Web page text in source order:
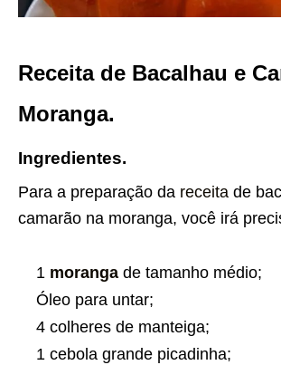
Receita de Bacalhau e
Moranga.
Ingredientes.
Para a preparação da receita de
camarão na moranga, você irá
1 moranga de tamanho médio;
Óleo para untar;
4 colheres de manteiga;
1 cebola grande picadinha;